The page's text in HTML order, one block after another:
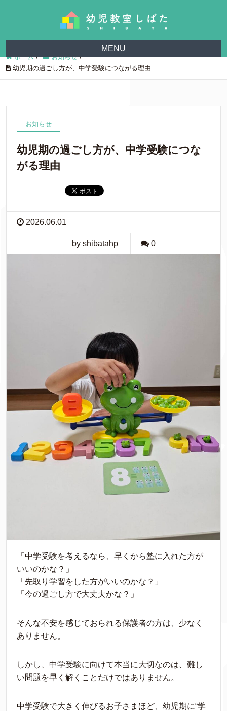
MENU
ホーム/ お知らせ/
幼児期の過ごし方が、中学受験につながる理由
お知らせ
幼児期の過ごし方が、中学受験につな
がる理由
2026.06.01
by shibatahp 0
「中学受験を考えるなら、早くから塾に入れた方が
いいのかな？」
「先取り学習をした方がいいのかな？」
「今の過ごし方で大丈夫かな？」
そんな不安を感じておられる保護者の方は、少なく
ありません。
しかし、中学受験に向けて本当に大切なのは、難し
い問題を早く解くことだけではありません。
中学受験で大きく伸びるお子さまほど、幼児期に“学